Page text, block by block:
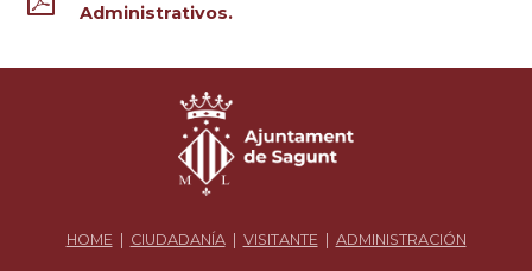
Administrativos.
HOME| CIUDADANÍA| VISITANTE| ADMINISTRACIÓN